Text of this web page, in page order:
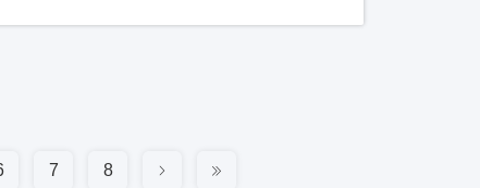
7 8